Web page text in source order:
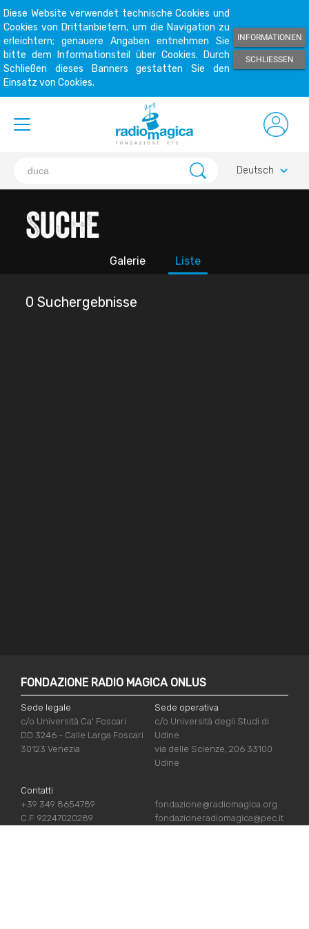
Diese Website verwendet technische Cookies und
Cookies von Drittanbietern, um die Navigation zu
erleichtern; genauere Angaben entnehmen Sie
bitte dem Informationsteil über Cookies. Durch
Schließen dieses Banners gestatten Sie den
Einsatz von Cookies.
INFORMATIONEN
SCHLIESSEN
Deutsch keyboard_arrow_down
Suche
Galerie Liste
0 Suchergebnisse
FONDAZIONE RADIO MAGICA ONLUS
Sede legale
c/o Università Ca' Foscari
DD 3246 - Calle Larga Foscari
30123 Venezia
Sede operativa
c/o Università degli Studi di
Udine
via delle Scienze, 206 33100
Udine
Contatti
+39 349 8654789
C.F. 92247020289
fondazione@radiomagica.org
fondazioneradiomagica@pec.it